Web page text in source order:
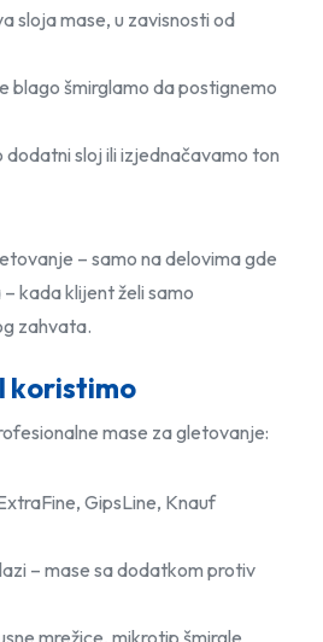
sloja mase, u zavisnosti od
blago šmirglamo da postignemo
dodatni sloj ili izjednačavamo ton
– samo na delovima gde
kada klijent želi samo
zahvata.
koristimo
mase za gletovanje:
GipsLine, Knauf
– mase sa dodatkom protiv